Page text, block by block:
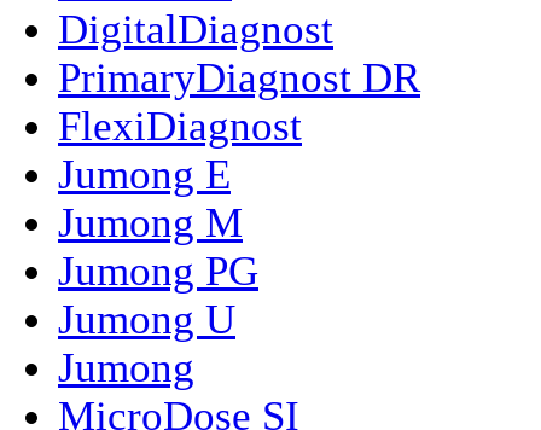
DigitalDiagnost
PrimaryDiagnost DR
FlexiDiagnost
Jumong E
Jumong M
Jumong PG
Jumong U
Jumong
MicroDose SI